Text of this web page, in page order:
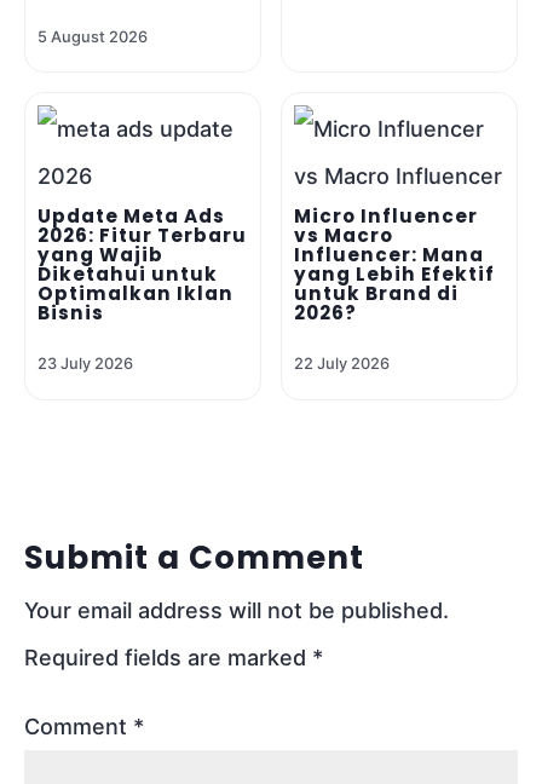
5 August 2026
Update Meta Ads
2026: Fitur Terbaru
yang Wajib
Diketahui untuk
Optimalkan Iklan
Bisnis
23 July 2026
Micro Influencer
vs Macro
Influencer: Mana
yang Lebih Efektif
untuk Brand di
2026?
22 July 2026
Submit a Comment
Your email address will not be published.
Required fields are marked *
Comment *